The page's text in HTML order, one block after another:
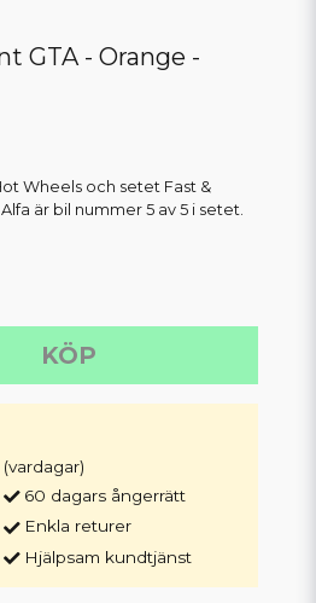
GTA - Orange -
Wheels och setet Fast &
är bil nummer 5 av 5 i setet.
KÖP
(vardagar)
60 dagars ångerrätt
Enkla returer
Hjälpsam kundtjänst